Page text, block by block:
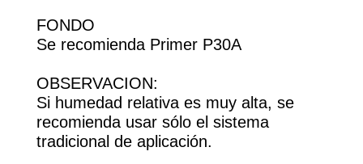
FONDO
Se recomienda Primer P30A
OBSERVACION:
Si humedad relativa es muy alta, se
recomienda usar sólo el sistema
tradicional de aplicación.